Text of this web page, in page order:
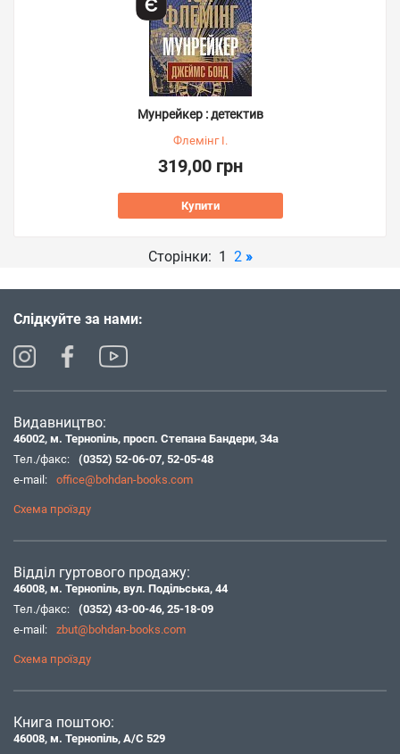
Мунрейкер : детектив
Флемінг І.
319,00 грн
Купити
Сторінки: 1 2 »
Слідкуйте за нами:
Видавництво:
46002, м. Тернопіль, просп. Степана Бандери, 34а
Тел./факс:
(0352) 52-06-07, 52-05-48
e-mail:
office@bohdan-books.com
Схема проїзду
Відділ гуртового продажу:
46008, м. Тернопіль, вул. Подільська, 44
Тел./факс:
(0352) 43-00-46, 25-18-09
e-mail:
zbut@bohdan-books.com
Схема проїзду
Книга поштою:
46008, м. Тернопіль, А/С 529